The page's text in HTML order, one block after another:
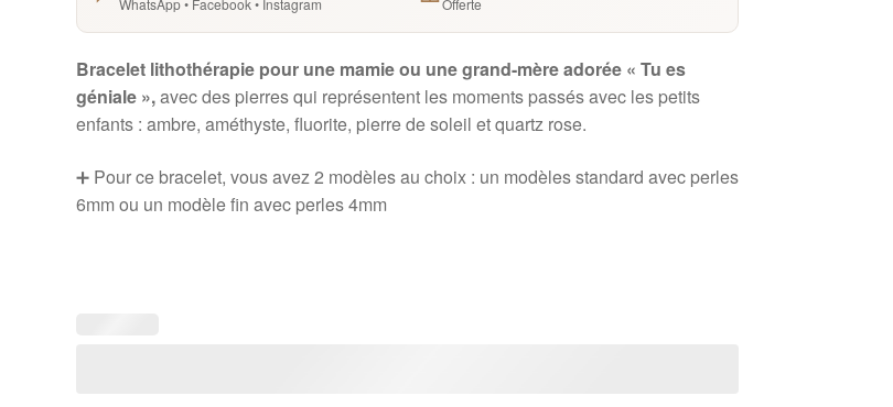
WhatsApp • Facebook • Instagram Offerte
Bracelet lithothérapie pour une mamie ou une grand-mère adorée « Tu es
géniale »,avec des pierres qui représentent les moments passés avec les petits
enfants : ambre, améthyste, fluorite, pierre de soleil et quartz rose.
➕ Pour ce bracelet, vous avez 2 modèles au choix : un modèles standard avec perles
6mm ou un modèle fin avec perles 4mm